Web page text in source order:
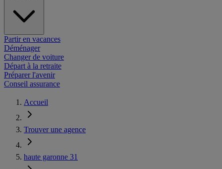
Partir en vacances
Déménager
Changer de voiture
Départ à la retraite
Préparer l'avenir
Conseil assurance
Accueil
Trouver une agence
haute garonne 31